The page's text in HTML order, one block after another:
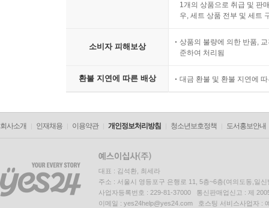
1개의 상품으로 취급 및 판
우, 세트 상품 전부 및 세트
소비자 피해보상
상품의 불량에 의한 반품,
준하여 처리됨
환불 지연에 따른 배상 대금 환불 및 환불 지연에
회사소개 인재채용 이용약관 개인정보처리방침 청소년보호정책 도서홍보안내
대표 : 김석환, 최세라
주소 : 서울시 영등포구 은행로 11, 5층~6층(여의도동,일신
사업자등록번호 : 229-81-37000 통신판매업신고 : 제
이메일 : yes24help@yes24.com 호스팅 서비스사업자 :